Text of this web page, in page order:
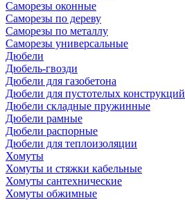
Саморезы оконные
Саморезы по дереву
Саморезы по металлу
Саморезы универсальные
Дюбели
Дюбель-гвозди
Дюбели для газобетона
Дюбели для пустотелых конструкций
Дюбели складные пружинные
Дюбели рамные
Дюбели распорные
Дюбели для теплоизоляции
Хомуты
Хомуты и стяжки кабельные
Хомуты сантехнические
Хомуты обжимные